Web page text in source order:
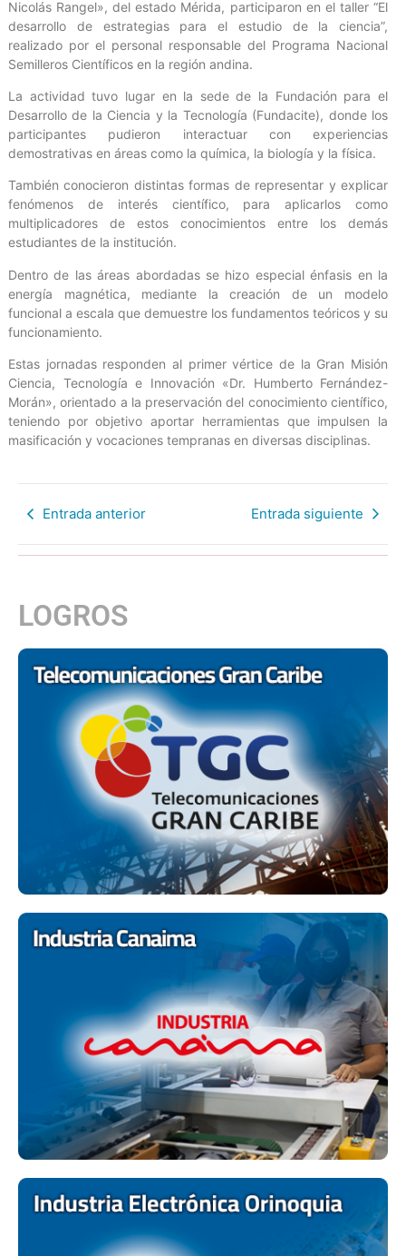
Nicolás Rangel», del estado Mérida, participaron en el taller “El
desarrollo de estrategias para el estudio de la ciencia”,
realizado por el personal responsable del Programa Nacional
Semilleros Científicos en la región andina.
La actividad tuvo lugar en la sede de la Fundación para el
Desarrollo de la Ciencia y la Tecnología (Fundacite), donde los
participantes pudieron interactuar con experiencias
demostrativas en áreas como la química, la biología y la física.
También conocieron distintas formas de representar y explicar
fenómenos de interés científico, para aplicarlos como
multiplicadores de estos conocimientos entre los demás
estudiantes de la institución.
Dentro de las áreas abordadas se hizo especial énfasis en la
energía magnética, mediante la creación de un modelo
funcional a escala que demuestre los fundamentos teóricos y su
funcionamiento.
Estas jornadas responden al primer vértice de la Gran Misión
Ciencia, Tecnología e Innovación «Dr. Humberto Fernández-
Morán», orientado a la preservación del conocimiento científico,
teniendo por objetivo aportar herramientas que impulsen la
masificación y vocaciones tempranas en diversas disciplinas.
Entrada anterior Entrada siguiente
LOGROS